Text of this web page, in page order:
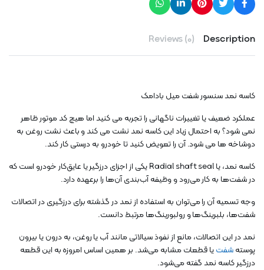
Description
Reviews (0)
کاسه نمد سنسور شفت میل بادامک
عملکرد ضعیف یا تغییرات ناگهانی را تجربه می کنید اما هیچ کد موتور ظاهر
نمی شود؟ به احتمال زیاد این کاسه نمد نشت می کند و باعث نشت روغن به
دوشاخه ها می شود. آن را تعویض کنید تا خودرو به درستی کار کند.
کاسه نمد، یا Radial shaft seal یکی از اجزای درزگیر یا عایق‌کار خودرو است که
در شفت‌ها به کار می‌رود و وظیفه آب‌بندی آن‌ها را برعهده دارد.
وجه تسمیه آن را می‌توان به استفاده از نمد در گذشته برای درزگیری در اتصالات
شفت‌ها، بلبرینگ‌ها و رولبورینگ‌ها مرتبط دانست.
نمد در این اتصالات، مانع از نفوذ سیالاتی مانند آب یا روغن، به درون یا بیرون
پوستهشفتیا قطعات مشابه می‌شد. بر همین اساس امروزه به این قطعه
درزگیر کاسه نمد گفته می‌شود.